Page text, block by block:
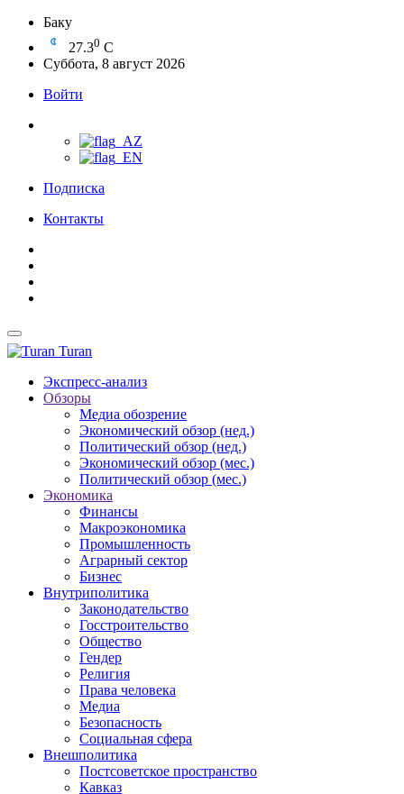
Баку
27.30 C
Суббота, 8 август 2026
Войти
Подписка
Контакты
Turan
Экспресс-анализ
Обзоры
Медиа обозрение
Экономический обзор (нед.)
Политический обзор (нед.)
Экономический обзор (мес.)
Политический обзор (мес.)
Экономика
Финансы
Макроэкономика
Промышленность
Аграрный сектор
Бизнес
Внутриполитика
Законодательство
Госстроительство
Общество
Гендер
Религия
Права человека
Медиа
Безопасность
Социальная сфера
Внешполитика
Постсоветское пространство
Кавказ